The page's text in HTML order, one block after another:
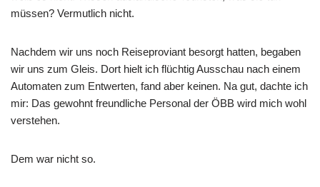
müssen? Vermutlich nicht.
Nachdem wir uns noch Reiseproviant besorgt hatten, begaben
wir uns zum Gleis. Dort hielt ich flüchtig Ausschau nach einem
Automaten zum Entwerten, fand aber keinen. Na gut, dachte ich
mir: Das gewohnt freundliche Personal der ÖBB wird mich wohl
verstehen.
Dem war nicht so.